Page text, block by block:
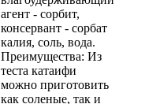
агент - сорбит,
консервант - сорбат
калия, соль, вода.
Преимущества: Из
теста катаифи
можно приготовить
как соленые, так и